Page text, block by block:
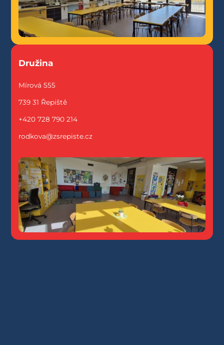
Družina
Mírová 555
739 31 Řepiště
+420 728 790 214
rodkova@zsrepiste.cz